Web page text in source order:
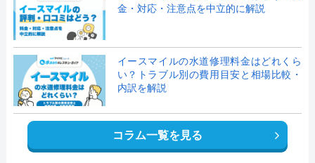
金・対応・注意点を中立的に解説
イースマイルの水道修理料金はどれくら
い？トラブル別の費用目安と相場比較・
内訳を解説
コラム一覧を見る